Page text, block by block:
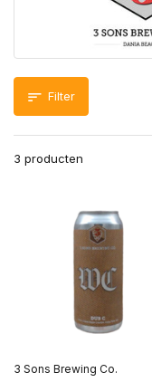
Filter
3 producten
3 Sons Brewing Co.